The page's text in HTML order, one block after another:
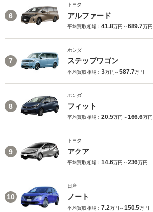
6
トヨタ
アルファード
平均買取相場： 41.8万円～689.7万円
7
ホンダ
ステップワゴン
平均買取相場： 3万円～587.7万円
8
ホンダ
フィット
平均買取相場： 20.5万円～166.6万円
9
トヨタ
アクア
平均買取相場： 14.6万円～236万円
10
日産
ノート
平均買取相場： 7.2万円～150.5万円